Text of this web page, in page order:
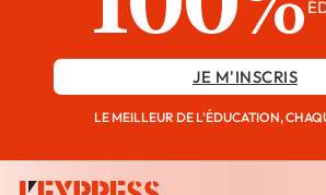
JE M'INSCRIS
LE MEILLEUR DE L'ÉDUCATION,